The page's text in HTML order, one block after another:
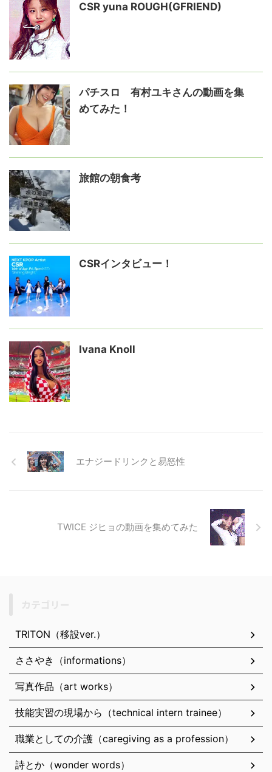
CSR yuna ROUGH(GFRIEND)
パチスロ 有村ユキさんの動画を集
めてみた！
旅館の朝食考
CSRインタビュー！
Ivana Knoll
エナジードリンクと易怒性
TWICE ジヒョの動画を集めてみた
TRITON（移設ver.）
ささやき（informations）
写真作品（art works）
技能実習の現場から（technical intern trainee）
職業としての介護（caregiving as a profession）
詩とか（wonder words）